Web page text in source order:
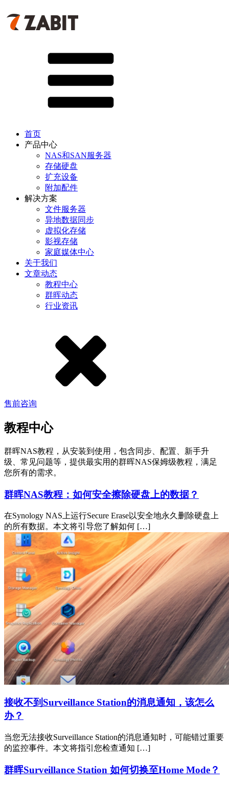
首页
产品中心
NAS和SAN服务器
存储硬盘
扩充设备
附加配件
解决方案
文件服务器
异地数据同步
虚拟化存储
影视存储
家庭媒体中心
关于我们
文章动态
教程中心
群晖动态
行业资讯
售前咨询
教程中心
群晖NAS教程，从安装到使用，包含同步、配置、新手升
级、常见问题等，提供最实用的群晖NAS保姆级教程，满足
您所有的需求。
群晖NAS教程：如何安全擦除硬盘上的数据？
在Synology NAS上运行Secure Erase以安全地永久删除硬盘上
的所有数据。本文将引导您了解如何 […]
接收不到Surveillance Station的消息通知，该怎么
办？
当您无法接收Surveillance Station的消息通知时，可能错过重要
的监控事件。本文将指引您检查通知 […]
群晖Surveillance Station 如何切换至Home Mode？